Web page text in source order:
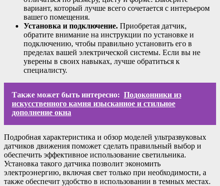
вариант, который лучше всего сочетается с интерьером
вашего помещения.
Установка и подключение. Приобретая датчик,
обратите внимание на инструкции по установке и
подключению, чтобы правильно установить его в
пределах вашей электрической системы. Если вы не
уверены в своих навыках, лучше обратиться к
специалисту.
Также может быть интересно: Подоконники из
искусственного камня изысканное и стильное
дополнение окна
Подробная характеристика и обзор моделей ультразвуковых
датчиков движения поможет сделать правильный выбор и
обеспечить эффективное использование светильника.
Установка такого датчика позволит экономить
электроэнергию, включая свет только при необходимости, а
также обеспечит удобство в использовании в темных местах.